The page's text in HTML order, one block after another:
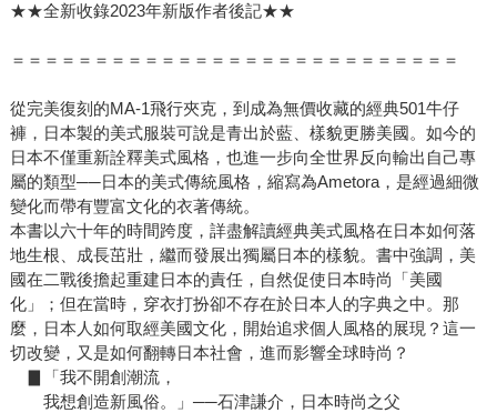
★★全新收錄2023年新版作者後記★★
＝＝＝＝＝＝＝＝＝＝＝＝＝＝＝＝＝＝＝＝＝＝＝＝＝＝＝
從完美復刻的MA-1飛行夾克，到成為無價收藏的經典501牛仔
褲，日本製的美式服裝可說是青出於藍、樣貌更勝美國。如今的
日本不僅重新詮釋美式風格，也進一步向全世界反向輸出自己專
屬的類型──日本的美式傳統風格，縮寫為Ametora，是經過細微
變化而帶有豐富文化的衣著傳統。
本書以六十年的時間跨度，詳盡解讀經典美式風格在日本如何落
地生根、成長茁壯，繼而發展出獨屬日本的樣貌。書中強調，美
國在二戰後擔起重建日本的責任，自然促使日本時尚「美國
化」；但在當時，穿衣打扮卻不存在於日本人的字典之中。那
麼，日本人如何取經美國文化，開始追求個人風格的展現？這一
切改變，又是如何翻轉日本社會，進而影響全球時尚？
▊「我不開創潮流，
我想創造新風俗。」──石津謙介，日本時尚之父